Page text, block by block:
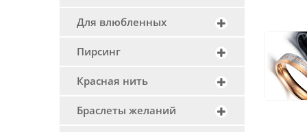
Для влюбленных
Пирсинг
Красная нить
Браслеты желаний